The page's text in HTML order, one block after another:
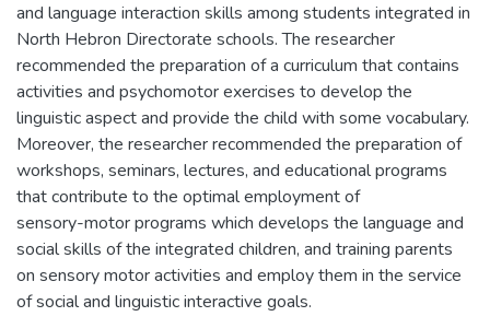
and language interaction skills among students integrated in
North Hebron Directorate schools. The researcher
recommended the preparation of a curriculum that contains
activities and psychomotor exercises to develop the
linguistic aspect and provide the child with some vocabulary.
Moreover, the researcher recommended the preparation of
workshops, seminars, lectures, and educational programs
that contribute to the optimal employment of
sensory-motor programs which develops the language and
social skills of the integrated children, and training parents
on sensory motor activities and employ them in the service
of social and linguistic interactive goals.